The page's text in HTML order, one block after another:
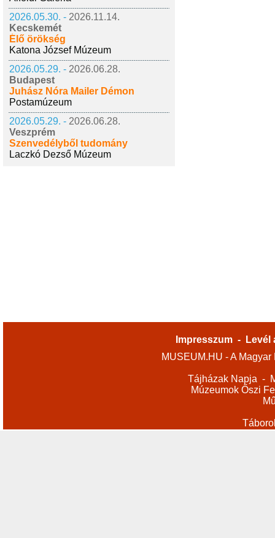
2026.05.30. - 2026.11.14.
Kecskemét
Élő örökség
Katona József Múzeum
2026.05.29. - 2026.06.28.
Budapest
Juhász Nóra Mailer Démon
Postamúzeum
2026.05.29. - 2026.06.28.
Veszprém
Szenvedélyből tudomány
Laczkó Dezső Múzeum
Impresszum -
Levél
MUSEUM.HU - A
Tájházak Napja -
Múzeumok Őszi